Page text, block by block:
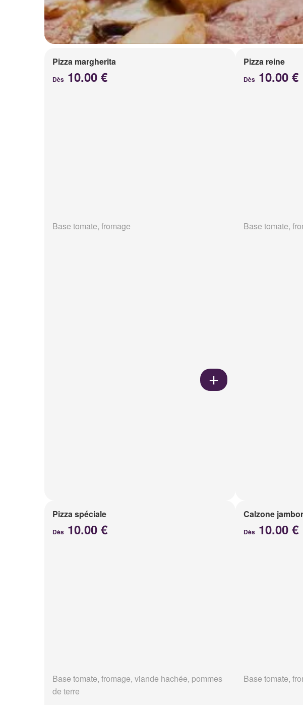
Pizza margherita
Dès 10.00 €
Base tomate, fromage
Pizza reine
Dès10.00 €
Base tomate,
Pizza spéciale
Dès 10.00 €
Base tomate, fromage, viande hachée, pommes
de terre
Calzone
Dès10.00 €
Base tomate,